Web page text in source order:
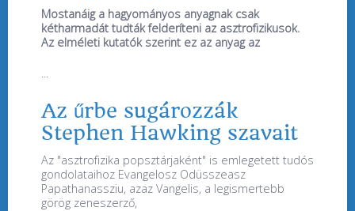
Mostanáig a hagyományos anyagnak csak
kétharmadát tudták felderíteni az asztrofizikusok.
Az elméleti kutatók szerint ez az anyag az
...
Az űrbe sugározzák
Stephen Hawking szavait
Az "asztrofizika popsztárjaként" is emlegetett tudós
gondolataihoz Evangelosz Odüsszeasz
Papathanassziu, azaz Vangelis, a legismertebb
görög zeneszerző,